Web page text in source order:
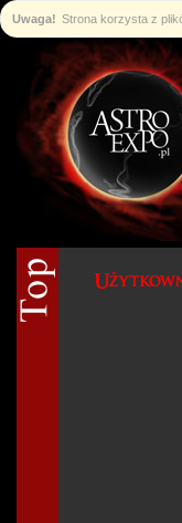
Uwaga! Strona korzysta z